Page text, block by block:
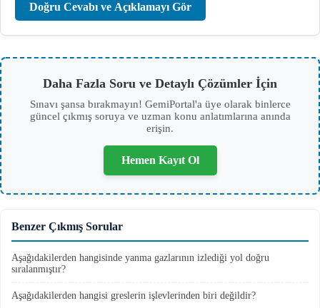
Doğru Cevabı ve Açıklamayı Gör
Daha Fazla Soru ve Detaylı Çözümler İçin
Sınavı şansa bırakmayın! GemiPortal'a üye olarak binlerce
güncel çıkmış soruya ve uzman konu anlatımlarına anında
erişin.
Hemen Kayıt Ol
Benzer Çıkmış Sorular
Aşağıdakilerden hangisinde yanma gazlarının izlediği yol doğru
sıralanmıştır?
Aşağıdakilerden hangisi greslerin işlevlerinden biri değildir?